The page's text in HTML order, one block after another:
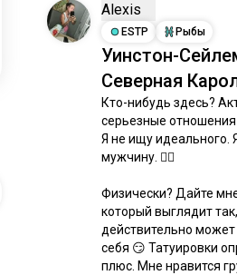
Alexis
ESTP
Рыбы
Уинстон-
Северная
Кто-нибудь здесь?
серьезные
Я не ищу идеального.
мужчину. ❤️‍🔥
Физически? Дайте
который выглядит
действительно может
себя 😏 Татуировки
плюс. Мне нравится